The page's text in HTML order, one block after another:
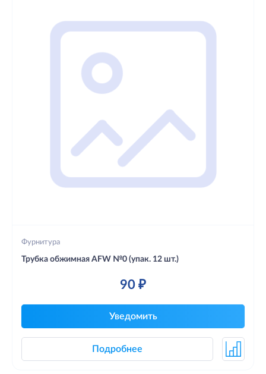
Фурнитура
Трубка обжимная AFW №0 (упак. 12 шт.)
90 ₽
Уведомить
Подробнее